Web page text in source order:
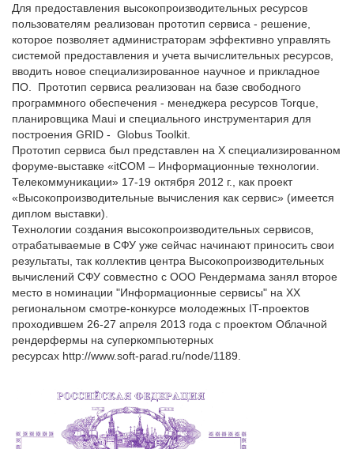
Для предоставления высокопроизводительных ресурсов
пользователям реализован прототип сервиса - решение,
которое позволяет администраторам эффективно управлять
системой предоставления и учета вычислительных ресурсов,
вводить новое специализированное научное и прикладное
ПО. Прототип сервиса реализован на базе свободного
программного обеспечения - менеджера ресурсов Torque,
планировщика Maui и специального инструментария для
построения GRID - Globus Toolkit.
Прототип сервиса был представлен на X специализированном
форуме-выставке «itCOM – Информационные технологии.
Телекоммуникации» 17-19 октября 2012 г., как проект
«Высокопроизводительные вычисления как сервис» (имеется
диплом выставки).
Технологии создания высокопроизводительных сервисов,
отрабатываемые в СФУ уже сейчас начинают приносить свои
результаты, так коллектив центра Высокопроизводительных
вычислений СФУ совместно с ООО Рендермама занял второе
место в номинации "Информационные сервисы" на XX
региональном смотре-конкурсе молодежных IT-проектов
проходившем 26-27 апреля 2013 года с проектом Облачной
рендерфермы на суперкомпьютерных
ресурсах http://www.soft-parad.ru/node/1189.